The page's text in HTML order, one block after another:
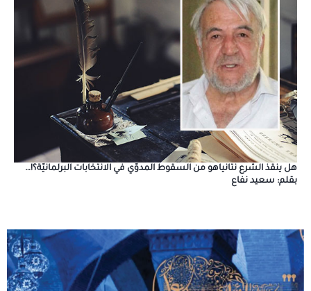
هل ينقذ الشرع نتانياهو من السقوط المدوّي في الانتخابات البرلمانيّة؟!…
بقلم: سعيد نفاع